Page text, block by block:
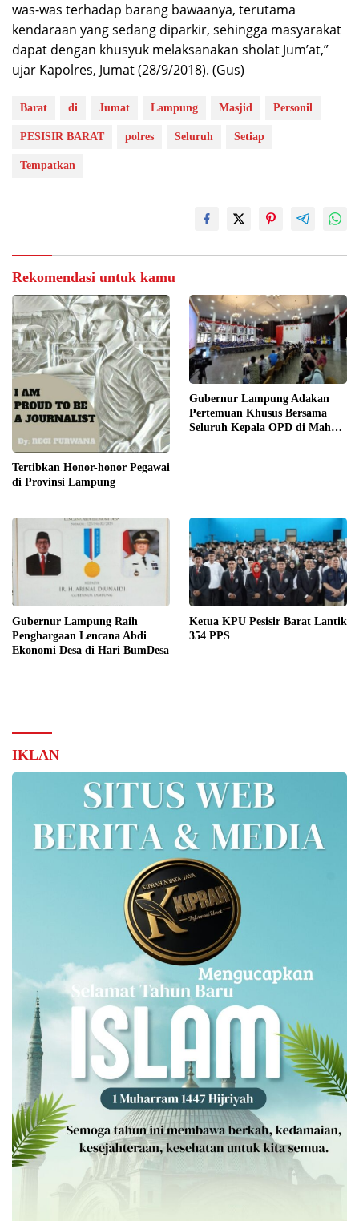
was-was terhadap barang bawaanya, terutama
kendaraan yang sedang diparkir, sehingga masyarakat
dapat dengan khusyuk melaksanakan sholat Jum’at,”
ujar Kapolres, Jumat (28/9/2018). (Gus)
Barat di Jumat Lampung Masjid Personil
PESISIR BARAT polres Seluruh Setiap
Tempatkan
Rekomendasi untuk kamu
Tertibkan Honor-honor Pegawai
di Provinsi Lampung
Gubernur Lampung Adakan
Pertemuan Khusus Bersama
Seluruh Kepala OPD di Mahan
Gubernur Lampung Raih
Penghargaan Lencana Abdi
Ekonomi Desa di Hari BumDesa
Ketua KPU Pesisir Barat Lantik
354 PPS
IKLAN